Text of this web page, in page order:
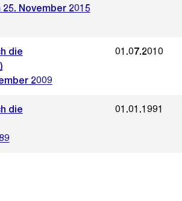
November 2015
die
2009
01.07.2010
die
01.01.1991